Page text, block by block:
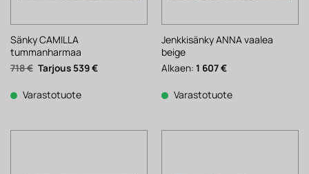
Sänky CAMILLA
tummanharmaa
718€ Alkuperäinen
hinta
718 €.
539€Nykyinen
Varastotuote
Jenkkisänky ANNA vaalea
beige
Alkaen: 1 607€
Varastotuote